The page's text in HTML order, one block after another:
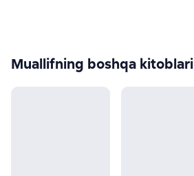
Muallifning boshqa kitoblari